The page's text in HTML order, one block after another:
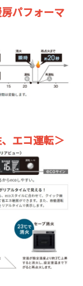
パフォーマ
エコ運転＞